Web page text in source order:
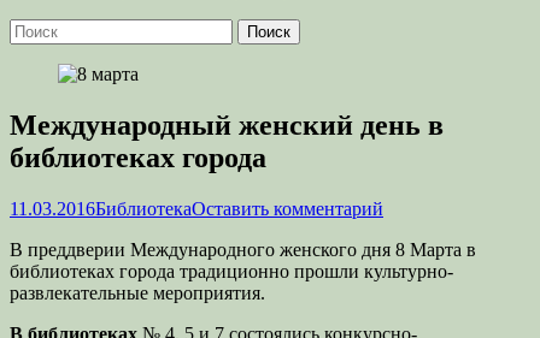
Поиск
Найти:
Международный женский день в
библиотеках города
Опубликовано
11.03.2016Автор
БиблиотекаОставить комментарий
В преддверии Международного женского дня 8 Марта в
библиотеках города традиционно прошли культурно-
развлекательные мероприятия.
В библиотеках № 4, 5 и 7 состоялись конкурсно-